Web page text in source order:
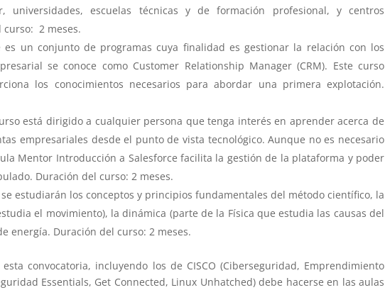
universidades, escuelas técnicas y de formación profesional, y centros
curso: 2 meses.
es un conjunto de programas cuya finalidad es gestionar la relación con los
se conoce como Customer Relationship Manager (CRM). Este curso
los conocimientos necesarios para abordar una primera explotación.
está dirigido a cualquier persona que tenga interés en aprender acerca de
empresariales desde el punto de vista tecnológico. Aunque no es necesario
Mentor Introducción a Salesforce facilita la gestión de la plataforma y poder
Duración del curso: 2 meses.
se estudiarán los conceptos y principios fundamentales del método científico, la
el movimiento), la dinámica (parte de la Física que estudia las causas del
energía. Duración del curso: 2 meses.
convocatoria, incluyendo los de CISCO (Ciberseguridad, Emprendimiento
Essentials, Get Connected, Linux Unhatched) debe hacerse en las aulas